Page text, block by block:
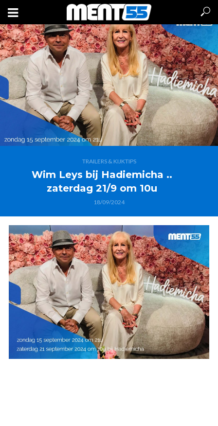
TRAILERS & KIJKTIPS
Wim Leys bij Hadiemicha ..
zaterdag 21/9 om 10u
18/09/2024